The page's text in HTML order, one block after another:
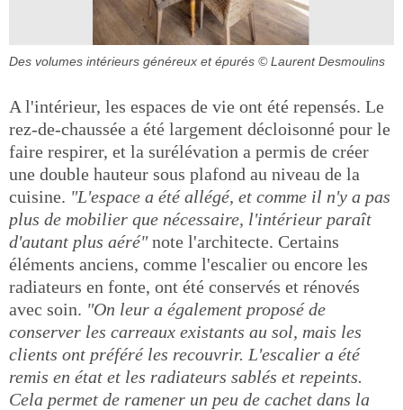
Des volumes intérieurs généreux et épurés © Laurent Desmoulins
A l'intérieur, les espaces de vie ont été repensés. Le
rez-de-chaussée a été largement décloisonné pour le
faire respirer, et la surélévation a permis de créer
une double hauteur sous plafond au niveau de la
cuisine. "L'espace a été allégé, et comme il n'y a pas
plus de mobilier que nécessaire, l'intérieur paraît
d'autant plus aéré"note l'architecte. Certains
éléments anciens, comme l'escalier ou encore les
radiateurs en fonte, ont été conservés et rénovés
avec soin. "On leur a également proposé de
conserver les carreaux existants au sol, mais les
clients ont préféré les recouvrir. L'escalier a été
remis en état et les radiateurs sablés et repeints.
Cela permet de ramener un peu de cachet dans la